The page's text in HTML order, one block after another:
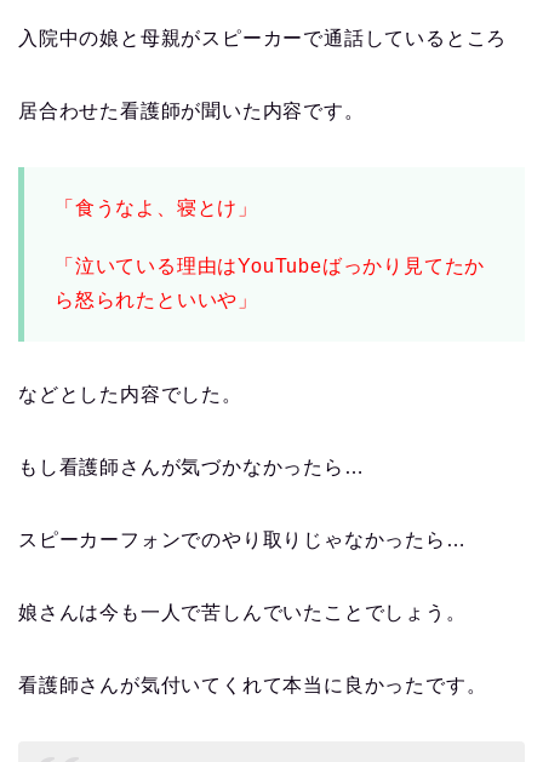
入院中の娘と母親がスピーカーで通話しているところ
居合わせた看護師が聞いた内容です。
「食うなよ、寝とけ」
「泣いている理由はYouTubeばっかり見てたか
ら怒られたといいや」
などとした内容でした。
もし看護師さんが気づかなかったら…
スピーカーフォンでのやり取りじゃなかったら…
娘さんは今も一人で苦しんでいたことでしょう。
看護師さんが気付いてくれて本当に良かったです。